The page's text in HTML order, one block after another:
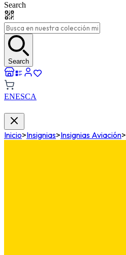
Search
Search
ENESCA
Inicio>Insignias>Insignias Aviación>